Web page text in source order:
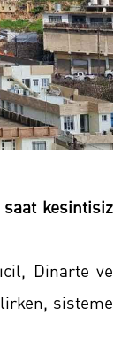
kesintisiz
Dinarte ve
sisteme